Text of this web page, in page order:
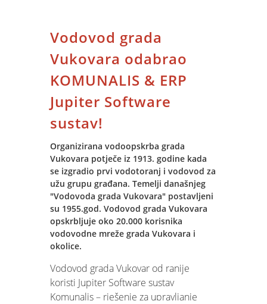
godini su: Sokol Marić Zagreb, Papuk
d.d. Našice, Diba d.o.o. Suhopolje,
Tvornica Ulja Čepin, Montelektro d.o.o.
Kastav, Ato inženjering Osijek, Vodovod
grada Vukovara.
Tijekom 2013. godine razvili smo i
lansirali smo novu verziju Jupiter
Software - verziju 8.4 s nizom
tehnoloških i poslovnih poboljšnica.
Potpuno novi moduli Project tracer -
sustav za praćenje projekata, DMS -
sustav za upravljanje dokumentima,
sustav upravljanja putnim nalozima
odlično su prihvaćeni od strane
korisnika. Nebrojena je količina novih
funkcionalnosti koje smo dodali u
postojeće module.
Vodovod grada
Vukovara odabrao
KOMUNALIS & ERP
Jupiter Software
sustav!
Organizirana vodoopskrba grada
Vukovara potječe iz 1913. godine kada
se izgradio prvi vodotoranj i vodovod za
užu grupu građana. Temelji današnjeg
"Vodovoda grada Vukovara" postavljeni
su 1955.god. Vodovod grada Vukovara
opskrbljuje oko 20.000 korisnika
vodovodne mreže grada Vukovara i
okolice.
Vodovod grada Vukovar od ranije
koristi Jupiter Software sustav
Komunalis – rješenje za upravljanje